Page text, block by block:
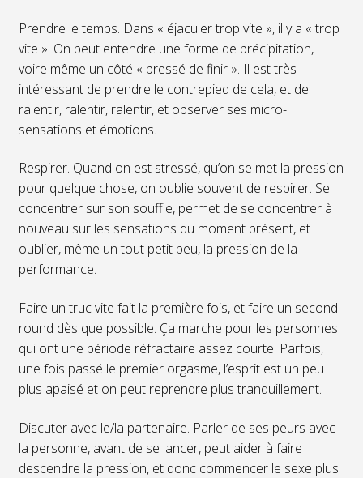
Prendre le temps. Dans « éjaculer trop vite », il y a « trop
vite ». On peut entendre une forme de précipitation,
voire même un côté « pressé de finir ». Il est très
intéressant de prendre le contrepied de cela, et de
ralentir, ralentir, ralentir, et observer ses micro-
sensations et émotions.
Respirer. Quand on est stressé, qu’on se met la pression
pour quelque chose, on oublie souvent de respirer. Se
concentrer sur son souffle, permet de se concentrer à
nouveau sur les sensations du moment présent, et
oublier, même un tout petit peu, la pression de la
performance.
Faire un truc vite fait la première fois, et faire un second
round dès que possible. Ça marche pour les personnes
qui ont une période réfractaire assez courte. Parfois,
une fois passé le premier orgasme, l’esprit est un peu
plus apaisé et on peut reprendre plus tranquillement.
Discuter avec le/la partenaire. Parler de ses peurs avec
la personne, avant de se lancer, peut aider à faire
descendre la pression, et donc commencer le sexe plus